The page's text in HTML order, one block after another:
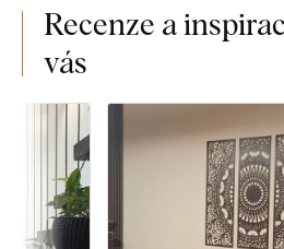
Recenze a
vás